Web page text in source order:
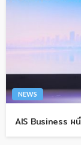
NEWS
AIS Business ผ